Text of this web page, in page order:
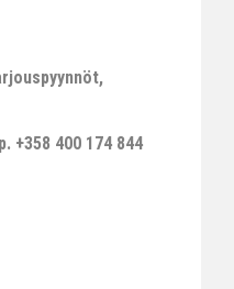
+358 400 174 844